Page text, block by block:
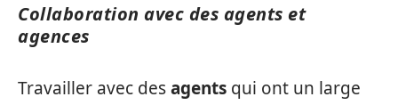
Collaboration avec des agents et
agences
Travailler avec desagents qui ont un large